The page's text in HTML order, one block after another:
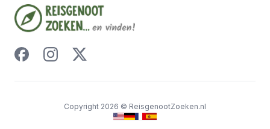
Copyright 2026 © ReisgenootZoeken.nl